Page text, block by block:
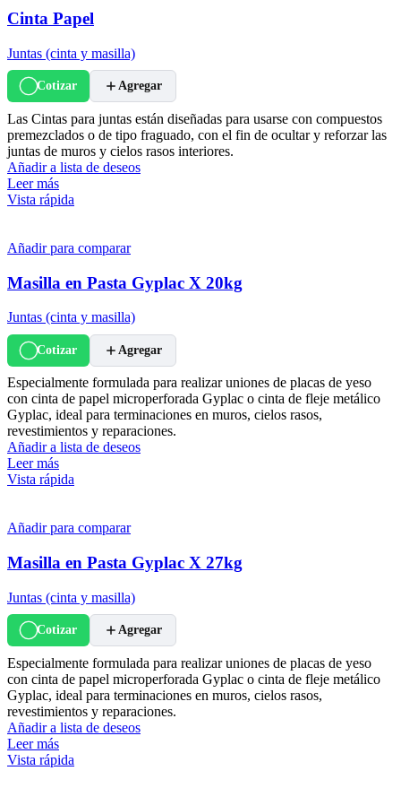
Cinta Papel
Juntas (cinta y masilla)
Cotizar Agregar
Las Cintas para juntas están diseñadas para usarse con compuestos
premezclados o de tipo fraguado, con el fin de ocultar y reforzar las
juntas de muros y cielos rasos interiores.
Añadir a lista de deseos
Leer más
Vista rápida
Añadir para comparar
Masilla en Pasta Gyplac X 20kg
Juntas (cinta y masilla)
Cotizar Agregar
Especialmente formulada para realizar uniones de placas de yeso
con cinta de papel microperforada Gyplac o cinta de fleje metálico
Gyplac, ideal para terminaciones en muros, cielos rasos,
revestimientos y reparaciones.
Añadir a lista de deseos
Leer más
Vista rápida
Añadir para comparar
Masilla en Pasta Gyplac X 27kg
Juntas (cinta y masilla)
Cotizar Agregar
Especialmente formulada para realizar uniones de placas de yeso
con cinta de papel microperforada Gyplac o cinta de fleje metálico
Gyplac, ideal para terminaciones en muros, cielos rasos,
revestimientos y reparaciones.
Añadir a lista de deseos
Leer más
Vista rápida